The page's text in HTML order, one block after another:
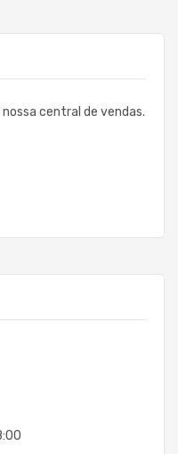
central de vendas.